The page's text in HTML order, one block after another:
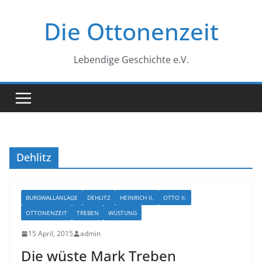
Die Ottonenzeit
Lebendige Geschichte e.V.
Dehlitz
BURGWALLANLAGE DEHLITZ HEINRICH II.
OTTO II.
OTTONENZEIT
TREBEN WÜSTUNG
15 April, 2015 admin
Die wüste Mark Treben